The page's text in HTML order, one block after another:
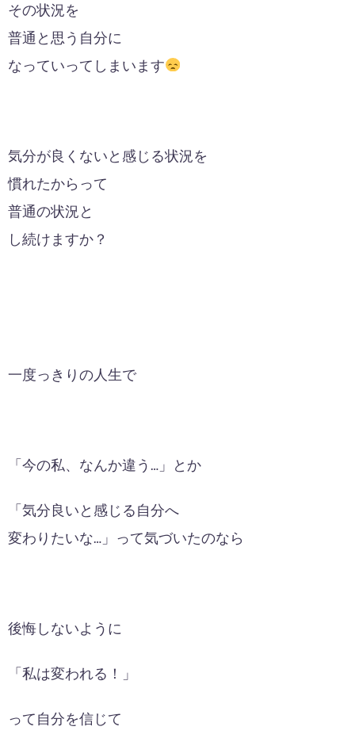
その状況を
普通と思う自分に
なっていってしまいます
気分が良くないと感じる状況を
慣れたからって
普通の状況と
し続けますか？
一度っきりの人生で
「今の私、なんか違う…」とか
「気分良いと感じる自分へ
変わりたいな…」って気づいたのなら
後悔しないように
「私は変われる！」
って自分を信じて